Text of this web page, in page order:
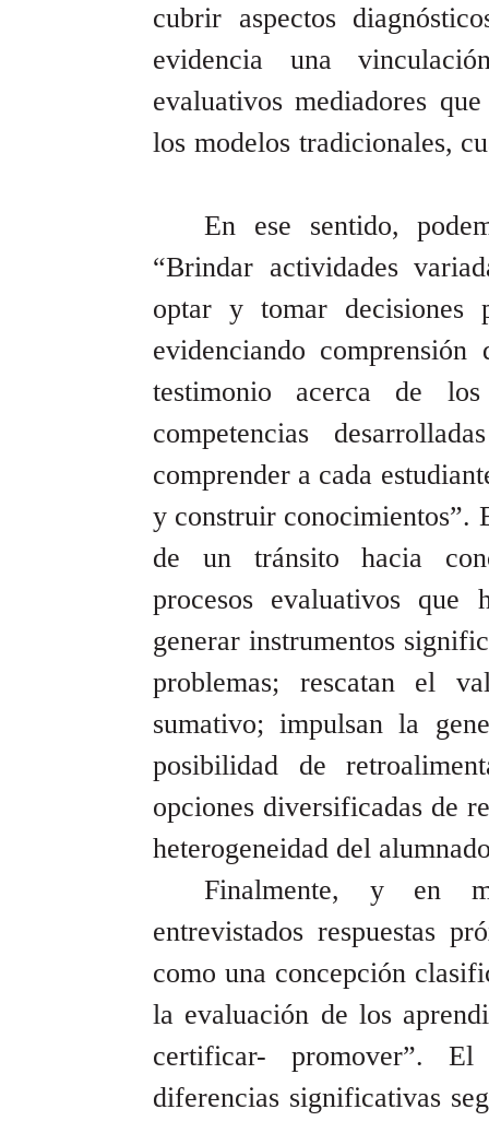
cubrir aspectos
evidencia una
evaluativos mediadores
los modelos tradicionales,
En ese sentido,
“Brindar actividades
optar y tomar decisiones
evidenciando comprensión
testimonio acerca de
competencias
comprender a cada
y construir conocimientos”.
de un tránsito hacia
procesos evaluativos que
generar instrumentos
problemas; rescatan el
sumativo; impulsan la
posibilidad de
opciones diversificadas de
heterogeneidad del
Finalmente, y en
entrevistados respuestas
como una concepción
la evaluación de los
certificar- promover”.
diferencias significativas